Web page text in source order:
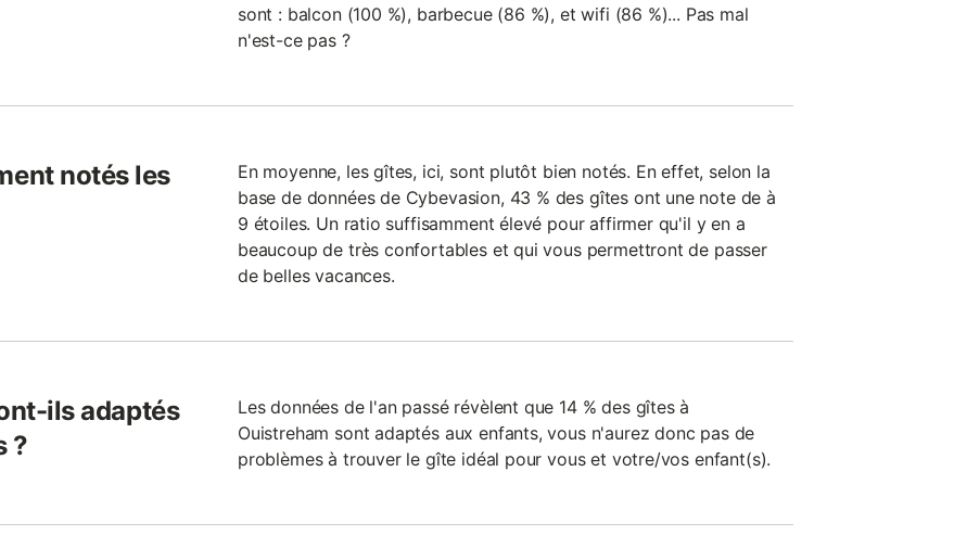
sont : balcon (100 %), barbecue (86 %), et wifi (86 %)... Pas mal
n'est-ce pas ?
notés les
En moyenne, les gîtes, ici, sont plutôt bien notés. En effet, selon la
base de données de Cybevasion, 43 % des gîtes ont une note de à
9 étoiles. Un ratio suffisamment élevé pour affirmer qu'il y en a
beaucoup de très confortables et qui vous permettront de passer
de belles vacances.
ils adaptés
?
Les données de l'an passé révèlent que 14 % des gîtes à
Ouistreham sont adaptés aux enfants, vous n'aurez donc pas de
problèmes à trouver le gîte idéal pour vous et votre/vos enfant(s).